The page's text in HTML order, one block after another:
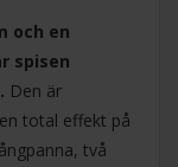
och en
spisen
Den är
total effekt på
två